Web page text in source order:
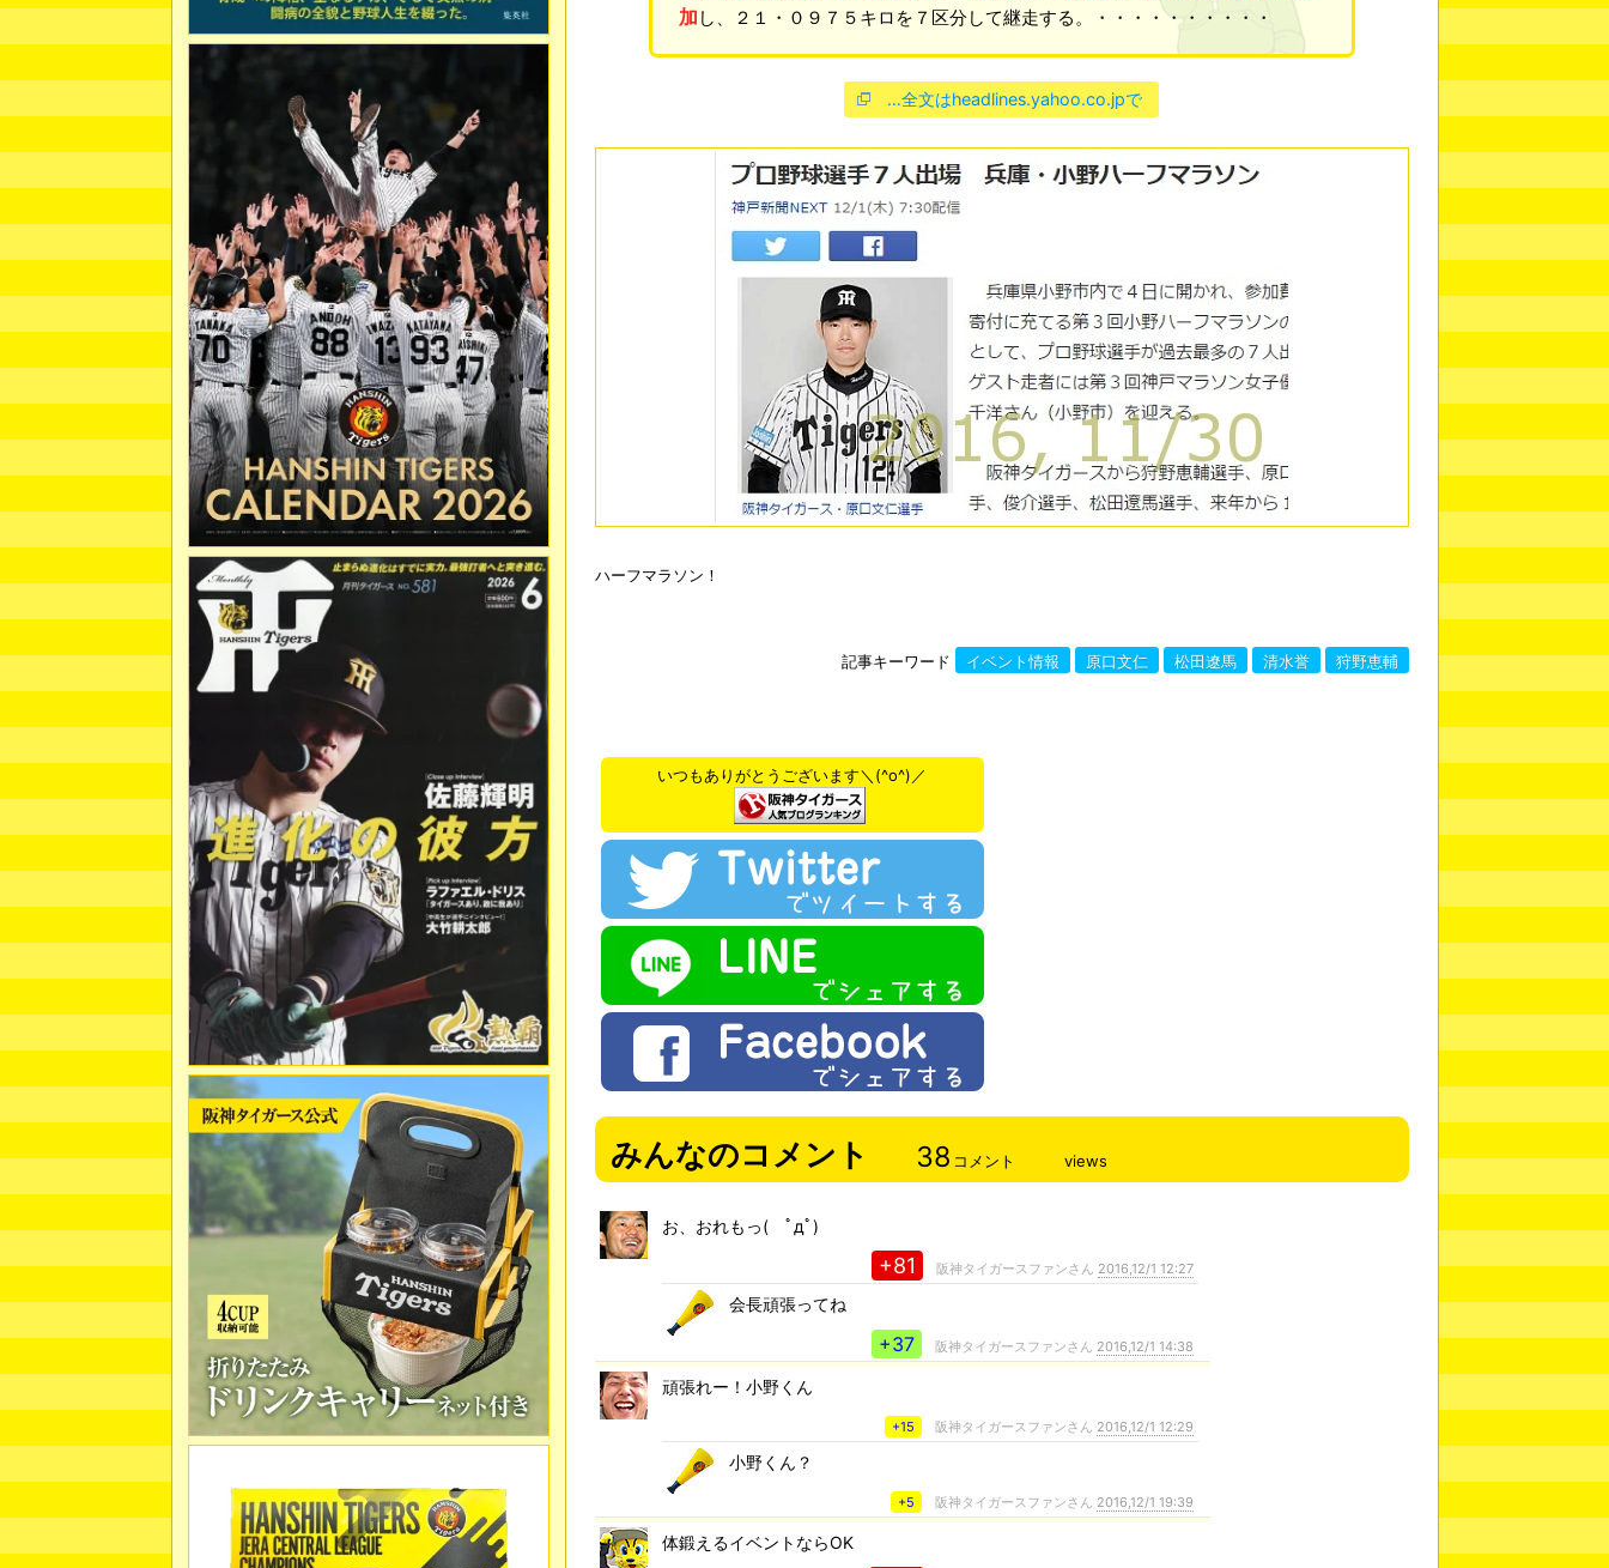
加 し、２１・０９７５キロを７区分して継走する。・・・・・・・・・・
…全文はheadlines.yahoo.co.jpで
ハーフマラソン！
記事キーワード イベント情報 原口文仁 松田遼馬 清水誉 狩野恵輔
いつもありがとうございます＼(^o^)／
みんなのコメント 38 コメント views
お、おれもっ( ﾟдﾟ)
+81 阪神タイガースファンさん 2016,12/1 12:27
会長頑張ってね
+37 阪神タイガースファンさん 2016,12/1 14:38
頑張れー！小野くん
+15 阪神タイガースファンさん 2016,12/1 12:29
小野くん？
+5 阪神タイガースファンさん 2016,12/1 19:39
体鍛えるイベントならOK